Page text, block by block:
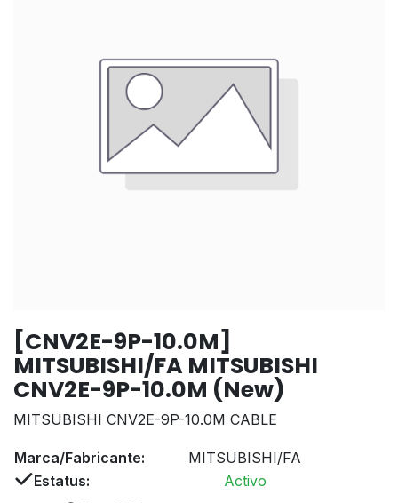
[CNV2E-9P-10.0M]
MITSUBISHI/FA MITSUBISHI
CNV2E-9P-10.0M (New)
MITSUBISHI CNV2E-9P-10.0M CABLE
Marca/Fabricante:
MITSUBISHI/FA
Estatus:
Activo